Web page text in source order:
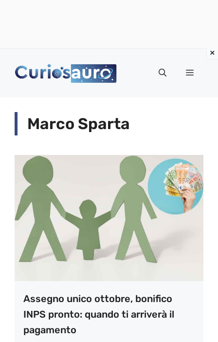
Menu
Marco Sparta
Assegno unico ottobre, bonifico
INPS pronto: quando ti arriverà il
pagamento